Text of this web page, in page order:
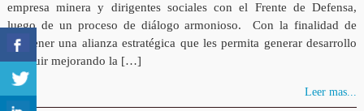
empresa minera y dirigentes sociales con el Frente de Defensa,
luego de un proceso de diálogo armonioso. Con la finalidad de
mantener una alianza estratégica que les permita generar desarrollo
y seguir mejorando la […]
Leer mas...